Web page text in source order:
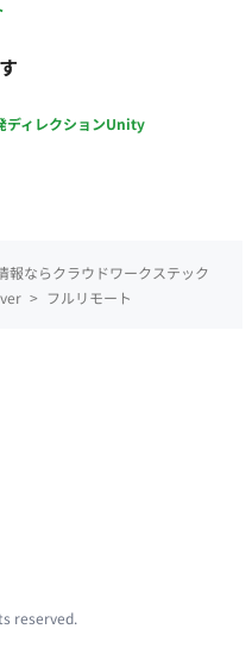
ディレクションUnity
報ならクラウドワークステック
> フルリモート
reserved.